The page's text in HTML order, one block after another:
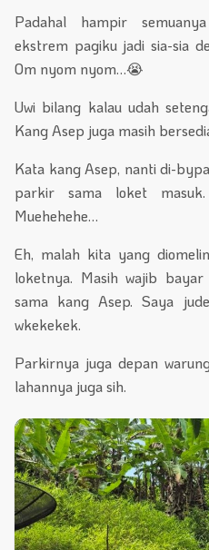
Padahal hampir
ekstrem pagiku jadi sia-sia
Om nyom nyom…😭
Uwi bilang kalau udah
Kang Asep juga masih
Kata kang Asep, nanti di-
parkir sama loket
Muehehehe…
Eh, malah kita yang
loketnya. Masih wajib
sama kang Asep. Saya
wkekekek.
Parkirnya juga depan
lahannya juga sih.